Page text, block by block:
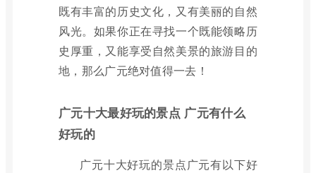
既有丰富的历史文化，又有美丽的自然
风光。如果你正在寻找一个既能领略历
史厚重，又能享受自然美景的旅游目的
地，那么广元绝对值得一去！
广元十大最好玩的景点 广元有什么
好玩的
广元十大好玩的景点广元有以下好